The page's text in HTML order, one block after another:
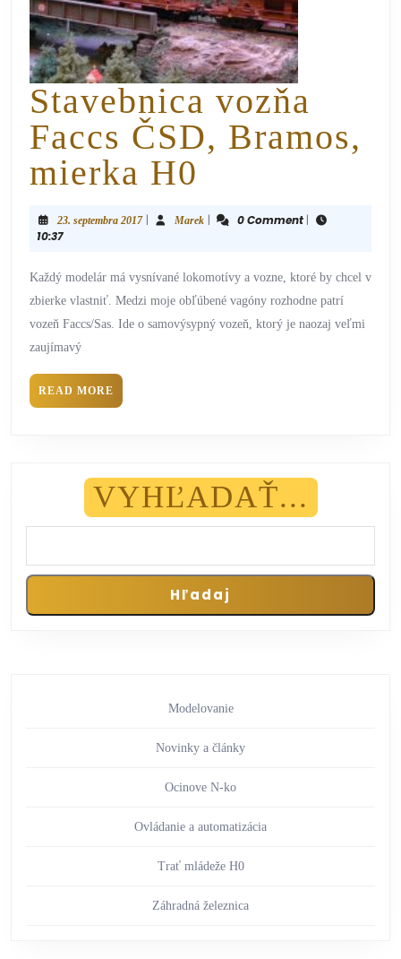
Stavebnica vozňa
Faccs ČSD, Bramos,
mierka H0
23. septembra 2017 | Marek | 0 Comment |
10:37
Každý modelár má vysnívané lokomotívy a vozne, ktoré by chcel v
zbierke vlastniť. Medzi moje obľúbené vagóny rozhodne patrí
vozeň Faccs/Sas. Ide o samovýsypný vozeň, ktorý je naozaj veľmi
zaujímavý
READ MORE
VYHĽADAŤ...
Hľadaj
Modelovanie
Novinky a články
Ocinove N-ko
Ovládanie a automatizácia
Trať mládeže H0
Záhradná železnica